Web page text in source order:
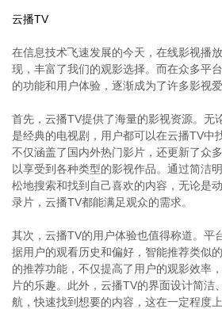
云播TV
在信息技术飞速发展的今天，在线影视播
现，丰富了我们的观影选择。而在众多平
的功能和用户体验，逐渐成为了许多影视爱
首先，云播TV提供了海量的影视资源。无
是经典的电视剧，用户都可以在云播TV中
不仅涵盖了国内外热门影片，还更新了众
以享受到各种类型的影视作品。通过简洁
松地搜索和找到自己喜欢的内容，无论是
录片，云播TV都能满足观众的需求。
其次，云播TV的用户体验也值得称道。平
据用户的观看历史和偏好，智能推荐类似
的推荐功能，不仅提高了用户的观影效率
片的乐趣。此外，云播TV的界面设计简洁
航，快速找到想要的内容，这在一定程度